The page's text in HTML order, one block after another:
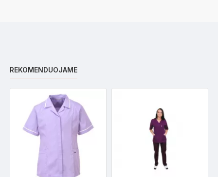
REKOMENDUOJAME